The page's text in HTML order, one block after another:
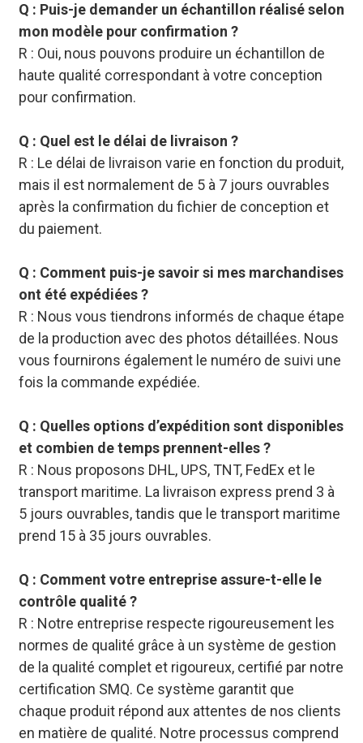
Q : Puis-je demander un échantillon réalisé selon
mon modèle pour confirmation ?
R : Oui, nous pouvons produire un échantillon de
haute qualité correspondant à votre conception
pour confirmation.
Q : Quel est le délai de livraison ?
R : Le délai de livraison varie en fonction du produit,
mais il est normalement de 5 à 7 jours ouvrables
après la confirmation du fichier de conception et
du paiement.
Q : Comment puis-je savoir si mes marchandises
ont été expédiées ?
R : Nous vous tiendrons informés de chaque étape
de la production avec des photos détaillées. Nous
vous fournirons également le numéro de suivi une
fois la commande expédiée.
Q : Quelles options d’expédition sont disponibles
et combien de temps prennent-elles ?
R : Nous proposons DHL, UPS, TNT, FedEx et le
transport maritime. La livraison express prend 3 à
5 jours ouvrables, tandis que le transport maritime
prend 15 à 35 jours ouvrables.
Q : Comment votre entreprise assure-t-elle le
contrôle qualité ?
R : Notre entreprise respecte rigoureusement les
normes de qualité grâce à un système de gestion
de la qualité complet et rigoureux, certifié par notre
certification SMQ. Ce système garantit que
chaque produit répond aux attentes de nos clients
en matière de qualité. Notre processus comprend